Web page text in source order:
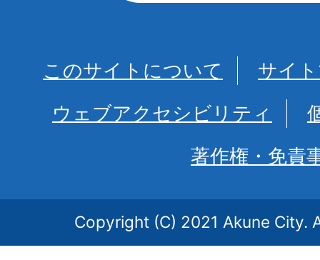
このサイトについて
サイ
ウェブアクセシビリティ
著作権・免責
Copyright (C) 2021 Akune City.